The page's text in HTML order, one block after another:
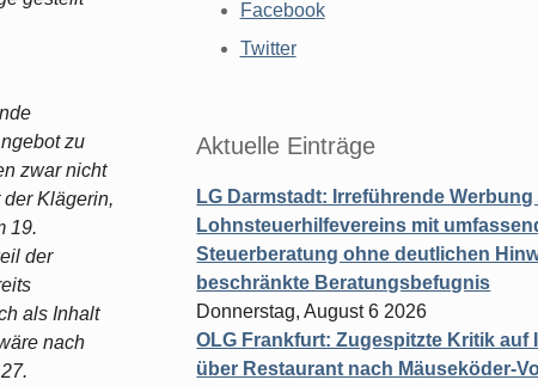
zu
zwar nicht
Klägerin,
19.
der
als Inhalt
nach
Facebook
Twitter
Aktuelle Einträge
LG Darmstadt: Irreführende Werbung
Lohnsteuerhilfevereins mit
Steuerberatung ohne deutlichen
beschränkte Beratungsbefugnis
Donnerstag, August 6 2026
OLG Frankfurt: Zugespitzte Kritik auf
über Restaurant nach Mäuseköder-